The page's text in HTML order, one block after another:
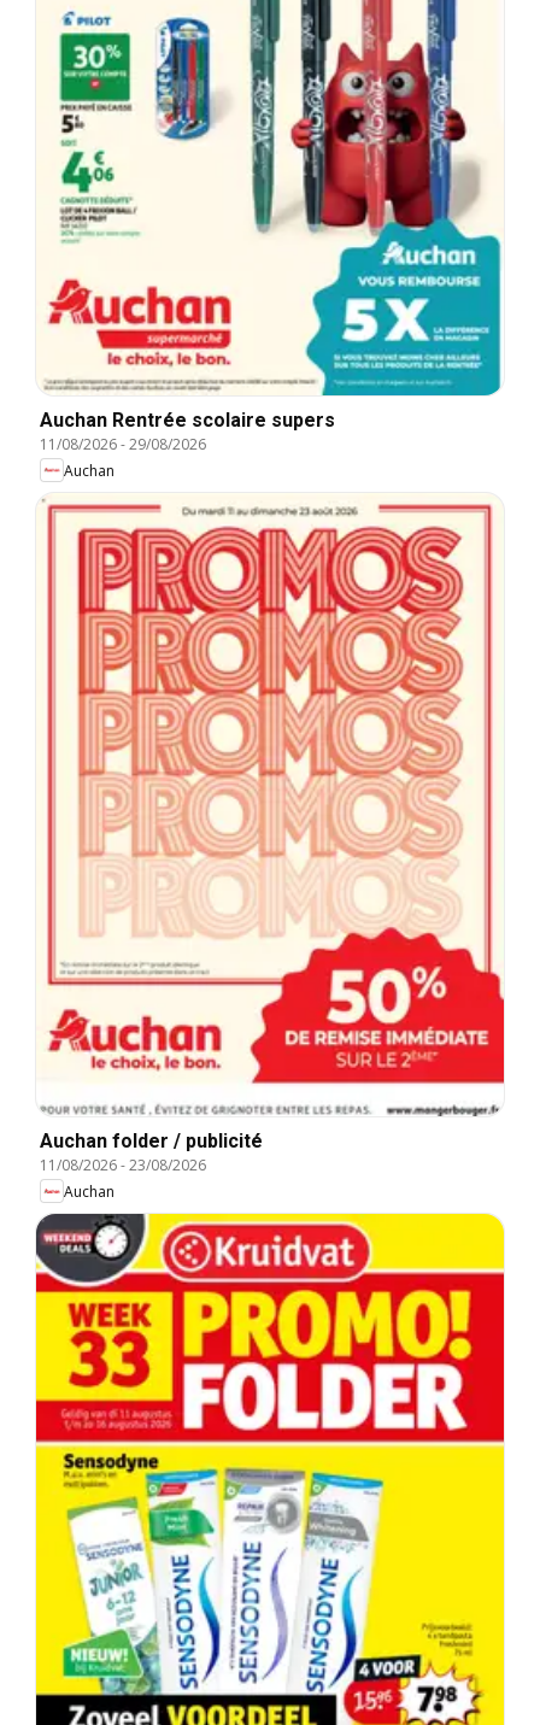
Auchan Rentrée scolaire supers
11/08/2026-29/08/2026
Auchan
Auchan folder / publicité
11/08/2026-23/08/2026
Auchan